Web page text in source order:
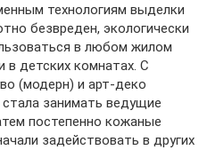
технологиям выделки
безвреден, экологически
в любом жилом
в детских комнатах. С
(модерн) и арт-деко
занимать ведущие
постепенно кожаные
задействовать в других